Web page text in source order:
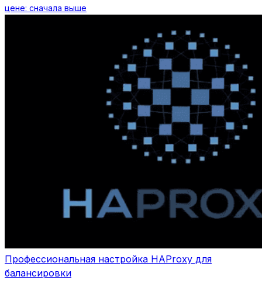
цене: сначала выше
Профессиональная настройка HAProxy для
балансировки